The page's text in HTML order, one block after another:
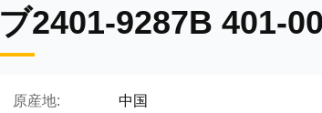
ブ2401-9287B 401-
原産地: 中国